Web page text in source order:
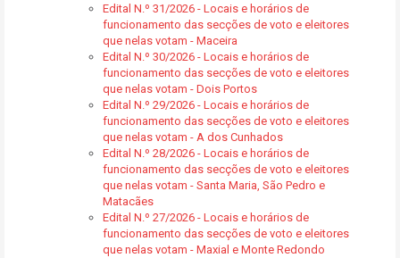
Edital N.º 31/2026 - Locais e horários de
funcionamento das secções de voto e eleitores
que nelas votam - Maceira
Edital N.º 30/2026 - Locais e horários de
funcionamento das secções de voto e eleitores
que nelas votam - Dois Portos
Edital N.º 29/2026 - Locais e horários de
funcionamento das secções de voto e eleitores
que nelas votam - A dos Cunhados
Edital N.º 28/2026 - Locais e horários de
funcionamento das secções de voto e eleitores
que nelas votam - Santa Maria, São Pedro e
Matacães
Edital N.º 27/2026 - Locais e horários de
funcionamento das secções de voto e eleitores
que nelas votam - Maxial e Monte Redondo